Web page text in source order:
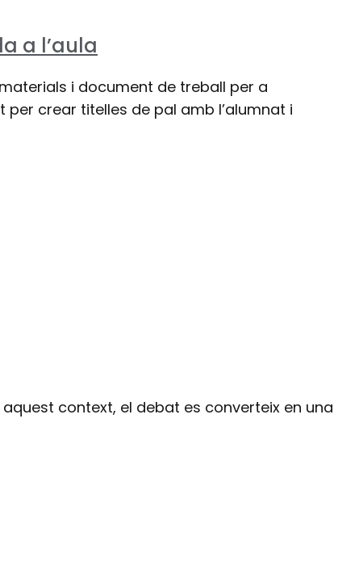
a l’aula
i document de treball per a
crear titelles de pal amb l’alumnat i
context, el debat es converteix en una